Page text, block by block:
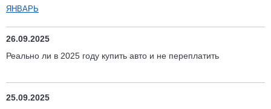
ЯНВАРЬ
26.09.2025
Реально ли в 2025 году купить авто и не переплатить
25.09.2025